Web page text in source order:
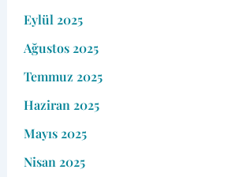
Eylül 2025
Ağustos 2025
Temmuz 2025
Haziran 2025
Mayıs 2025
Nisan 2025